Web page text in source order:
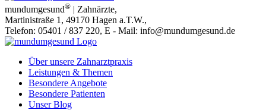
mundumgesund® | Zahnärzte,
Martinistraße 1 , 49170 Hagen a.T.W.,
Telefon: 05401 / 837 220, E - Mail: info@mundumgesund.de
Über unsere Zahnarztpraxis
Leistungen & Themen
Besondere Angebote
Besondere Patienten
Unser Blog